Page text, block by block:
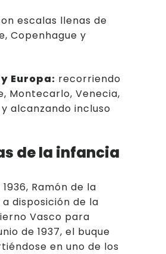
escalas llenas de
Copenhague y
Europa: recorriendo
Montecarlo, Venecia,
alcanzando incluso
de la infancia
Ramón de la
a disposición de la
Vasco para
de 1937, el buque
en uno de los